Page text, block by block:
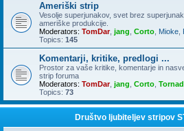
Ameriški strip
Vesolje superjunakov, svet brez
ameriške produkcije.
Moderators: TomDar, jang Corto Mioke
Topics: 145
Komentarji, kritike, predlogi ...
Prostor za vaše kritike, komentarje in
strip foruma
Moderators: TomDar, jang Corto
Topics: 73
Društvo ljubiteljev stripov